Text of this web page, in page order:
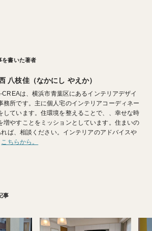
を書いた著者
八枝佳（なかにし やえか）
CREAは、横浜市青葉区にあるインテリアデザイ
務所です。主に個人宅のインテリアコーディネー
しています。住環境を整えることで、、幸せな時
増やすことをミッションとしています。住まいの
ば、相談ください。インテリアのアドバイスや
こちらから。
事